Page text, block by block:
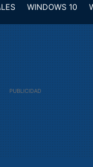
WINDOWS 10